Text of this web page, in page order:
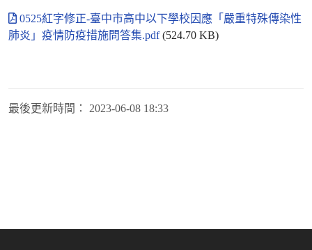
0525紅字修正-臺中市高中以下學校因應「嚴重特殊傳染性
肺炎」疫情防疫措施問答集.pdf(524.70 KB)
最後更新時間： 2023-06-08 18:33